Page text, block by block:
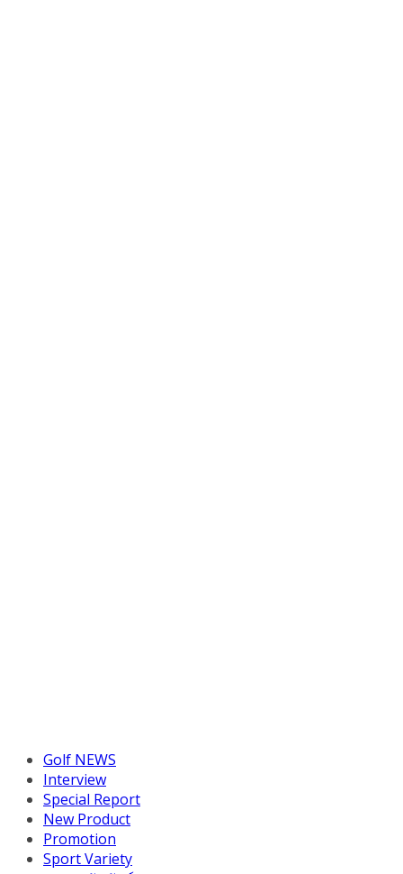
Golf NEWS
Interview
Special Report
New Product
Promotion
Sport Variety